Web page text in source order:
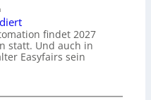
findet 2027
statt. Und auch in
Easyfairs sein